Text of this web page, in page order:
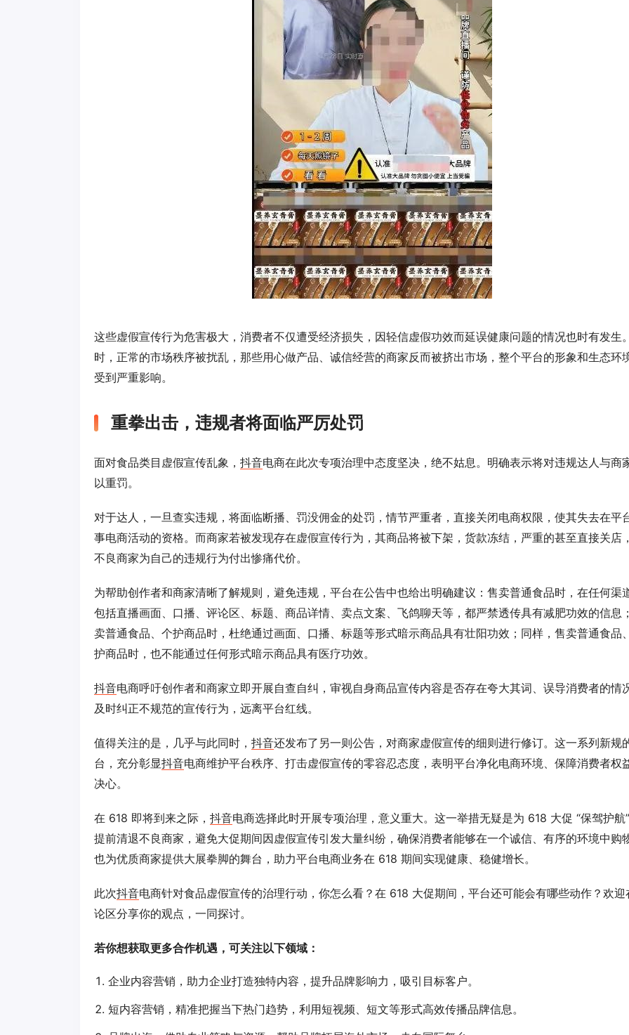
这些虚假宣传行为危害极大，消费者不仅遭受经济损失，因轻信虚假功效而延误健康问题的情况也时有发生
时，正常的市场秩序被扰乱，那些用心做产品、诚信经营的商家反而被挤出市场，整个平台的形象和生态环
受到严重影响。
重拳出击，违规者将面临严厉处罚
面对食品类目虚假宣传乱象， 抖音电商在此次专项治理中态度坚决，绝不姑息。明确表示将对违规达人与商
以重罚。
对于达人，一旦查实违规，将面临断播、罚没佣金的处罚，情节严重者，直接关闭电商权限，使其失去在平
事电商活动的资格。而商家若被发现存在虚假宣传行为，其商品将被下架，货款冻结，严重的甚至直接关店
不良商家为自己的违规行为付出惨痛代价。
为帮助创作者和商家清晰了解规则，避免违规，平台在公告中也给出明确建议：售卖普通食品时，在任何渠
包括直播画面、口播、评论区、标题、商品详情、卖点文案、飞鸽聊天等，都严禁透传具有减肥功效的信息
卖普通食品、个护商品时，杜绝通过画面、口播、标题等形式暗示商品具有壮阳功效；同样，售卖普通食品
护商品时，也不能通过任何形式暗示商品具有医疗功效。
抖音电商呼吁创作者和商家立即开展自查自纠，审视自身商品宣传内容是否存在夸大其词、误导消费者的情
及时纠正不规范的宣传行为，远离平台红线。
值得关注的是，几乎与此同时， 抖音还发布了另一则公告，对商家虚假宣传的细则进行修订。这一系列新规
台，充分彰显抖音电商维护平台秩序、打击虚假宣传的零容忍态度，表明平台净化电商环境、保障消费者权
决心。
在 618 即将到来之际， 抖音电商选择此时开展专项治理，意义重大。这一举措无疑是为 618 大促 “保驾护航”
提前清退不良商家，避免大促期间因虚假宣传引发大量纠纷，确保消费者能够在一个诚信、有序的环境中购
也为优质商家提供大展拳脚的舞台，助力平台电商业务在 618 期间实现健康、稳健增长。
此次抖音电商针对食品虚假宣传的治理行动，你怎么看？在 618 大促期间，平台还可能会有哪些动作？欢迎
论区分享你的观点，一同探讨。
若你想获取更多合作机遇，可关注以下领域：
企业内容营销，助力企业打造独特内容，提升品牌影响力，吸引目标客户。
短内容营销，精准把握当下热门趋势，利用短视频、短文等形式高效传播品牌信息。